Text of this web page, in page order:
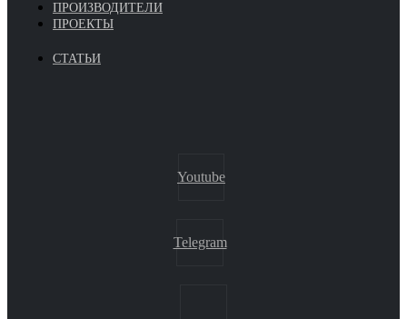
ПРОИЗВОДИТЕЛИ
ПРОЕКТЫ
СТАТЬИ
Youtube
Telegram